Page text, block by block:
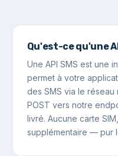
Qu'est-ce qu'une
Une API SMS est une
permet à votre
des SMS via le réseau
POST vers notre
livré. Aucune carte
supplémentaire — pur